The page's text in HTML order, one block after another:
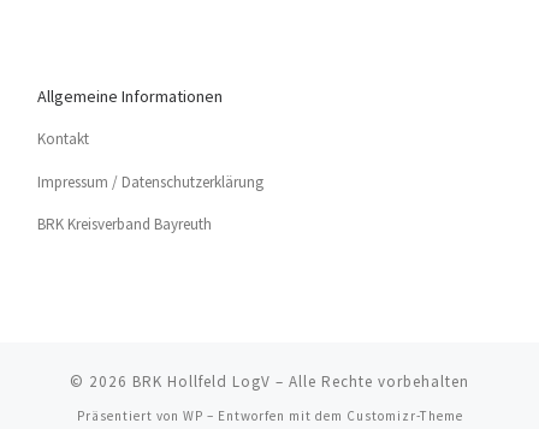
Allgemeine Informationen
Kon­takt
Impres­sum / Datenschutzerklärung
BRK Kreis­ver­band Bayreuth
© 2026 BRK Hollfeld LogV – Alle Rechte vorbehalten
Präsentiert von WP – Entworfen mit dem Customizr-Theme